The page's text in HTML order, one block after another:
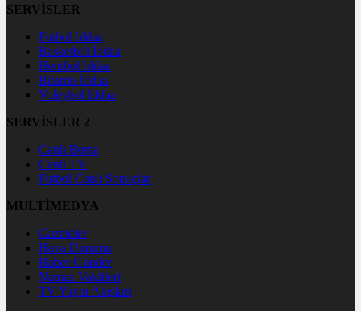
SERVİSLER
Futbol İddaa
Basketbol İddaa
Hentbol İddaa
Bilardo İddaa
Voleybol İddaa
SERVİSLER 2
Canlı Borsa
Canlı TV
Futbol Canlı Sonuçlar
MULTİMEDYA
Gazeteler
Hava Durumu
Haber Gönder
Namaz Vakitleri
TV Yayın Akışları